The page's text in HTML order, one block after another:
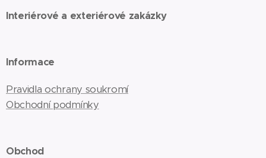
Interiérové a exteriérové zakázky
Informace
Pravidla ochrany soukromí
Obchodní podmínky
Obchod